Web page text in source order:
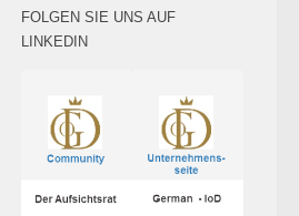
FOLGEN SIE UNS AUF
LINKEDIN